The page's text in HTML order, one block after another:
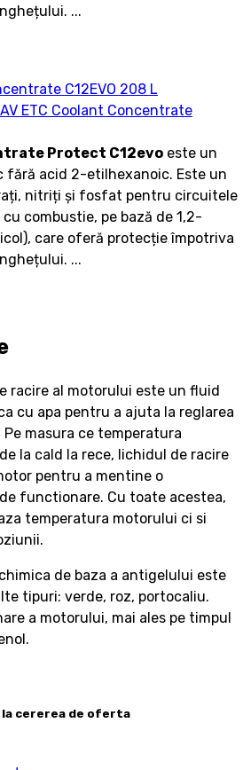
...
ETC Coolant Concentrate
Protect C12evo este un
fără acid 2-etilhexanoic. Este un
nitriți și fosfat pentru circuitele
combustie, pe bază de 1,2-
care oferă protecție împotriva
...
racire al motorului este un fluid
cu apa pentru a ajuta la reglarea
masura ce temperatura
la cald la rece, lichidul de racire
pentru a mentine o
functionare. Cu toate acestea,
temperatura motorului ci si
de baza a antigelului este
tipuri: verde, roz, portocaliu.
a motorului, mai ales pe timpul
cererea de oferta